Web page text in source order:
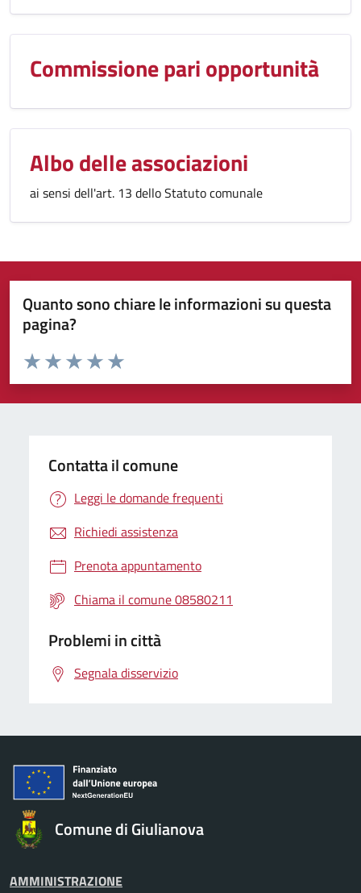
Commissione pari opportunità
Albo delle associazioni
ai sensi dell'art. 13 dello Statuto comunale
Quanto sono chiare le informazioni su questa
pagina?
Valuta da 1 a 5 stelle la pagina
Valuta 5 stelle su 5
Valuta 4 stelle su 5
Valuta 3 stelle su 5
Valuta 2 stelle su 5
Valuta 1 stelle su 5
Contatta il comune
Leggi le domande frequenti
Richiedi assistenza
Prenota appuntamento
Chiama il comune 08580211
Problemi in città
Segnala disservizio
Comune di Giulianova
AMMINISTRAZIONE